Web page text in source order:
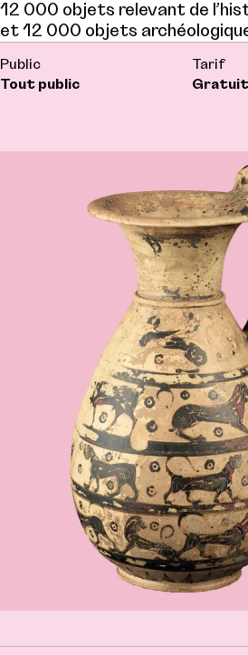
12 000 objets relevant de
et 12 000 objets
Public
Tout public
Tarif